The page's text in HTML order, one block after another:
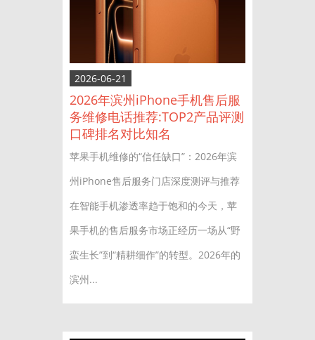
2026-06-21
2026年滨州iPhone手机售后服
务维修电话推荐:TOP2产品评测
口碑排名对比知名
苹果手机维修的“信任缺口”：2026年滨
州iPhone售后服务门店深度测评与推荐
在智能手机渗透率趋于饱和的今天，苹
果手机的售后服务市场正经历一场从“野
蛮生长”到“精耕细作”的转型。2026年的
滨州...